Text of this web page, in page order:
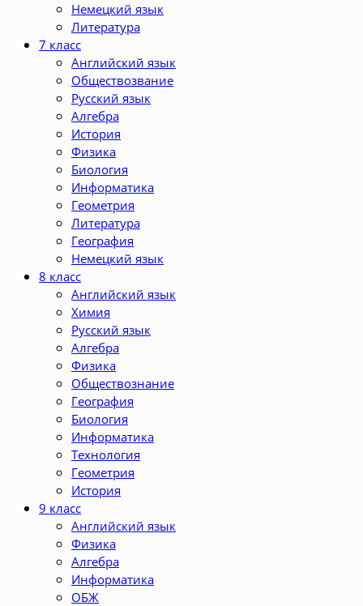
Немецкий язык
Литература
7 класс
Английский язык
Обществозвание
Русский язык
Алгебра
История
Физика
Биология
Информатика
Геометрия
Литература
География
Немецкий язык
8 класс
Английский язык
Химия
Русский язык
Алгебра
Физика
Обществознание
География
Биология
Информатика
Технология
Геометрия
История
9 класс
Английский язык
Физика
Алгебра
Информатика
ОБЖ